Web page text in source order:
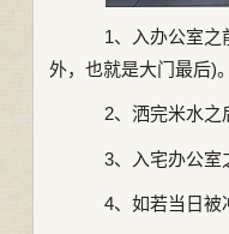
1、入办公室之
外，也就是大门最后)
2、洒完米水之
3、入宅办公室
4、如若当日被